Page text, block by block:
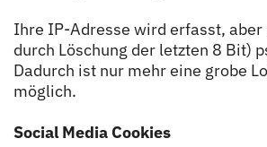
Ihre IP-Adresse wird erfasst, aber
durch Löschung der letzten 8 Bit)
Dadurch ist nur mehr eine grobe
möglich.
Social Media Cookies